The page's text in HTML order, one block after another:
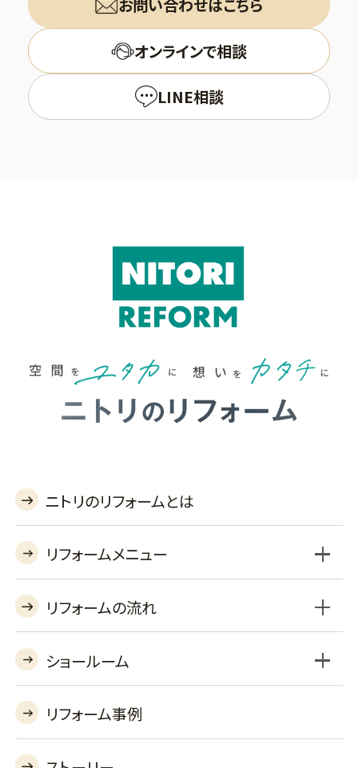
お問い合わせはこちら
オンラインで相談
LINE相談
ニトリのリフォームとは
リフォームメニュー
BSLプラン セレクトプラン
収納オプション 機器オプションを見る
あんしん保証
リフォームの流れ
工事対応エリア
ショールーム
リフォームショールーム
リフォーム事例